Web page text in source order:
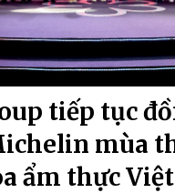
tiếp tục
mùa
ẩm thực